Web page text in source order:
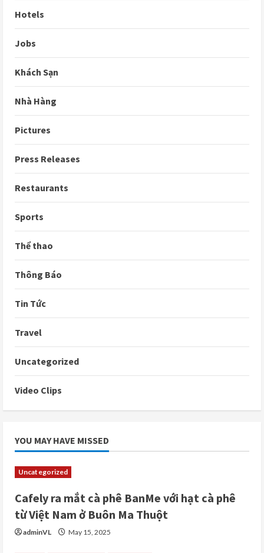
Hotels
Jobs
Khách Sạn
Nhà Hàng
Pictures
Press Releases
Restaurants
Sports
Thể thao
Thông Báo
Tin Tức
Travel
Uncategorized
Video Clips
YOU MAY HAVE MISSED
Uncategorized
Cafely ra mắt cà phê BanMe với hạt cà phê
từ Việt Nam ở Buôn Ma Thuột
adminVL May 15, 2025